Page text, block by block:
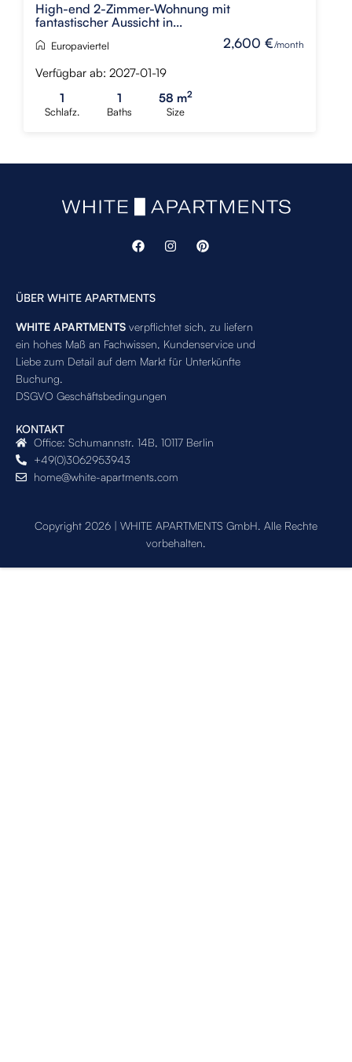
2,600 €/month
High-end 2-Zimmer-Wohnung mit
fantastischer Aussicht in...
Europaviertel
Verfügbar ab: 2027-01-19
1
Schlafz.
1
Baths
58 m2
Size
ÜBER WHITE APARTMENTS
WHITE APARTMENTS verpflichtet sich, zu liefern
ein hohes Maß an Fachwissen, Kundenservice und
Liebe zum Detail auf dem Markt für Unterkünfte
Buchung.
DSGVO Geschäftsbedingungen
KONTAKT
Office: Schumannstr. 14B, 10117 Berlin
+49(0)3062953943
home@white-apartments.com
Copyright 2026 | WHITE APARTMENTS GmbH. Alle Rechte
vorbehalten.